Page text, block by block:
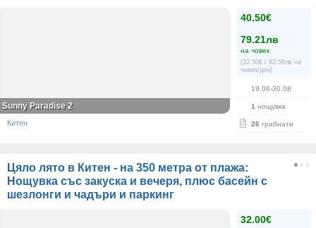
40.50€
79.21лв
на човек
(32.50€ / 63.56лв на
човек/ден)
19.06-30.08
1 нощувка
26 грабнати
Sunny Paradise 2
Китен
Цяло лято в Китен - на 350 метра от плажа:
Нощувка със закуска и вечеря, плюс басейн с
шезлонги и чадъри и паркинг
32.00€